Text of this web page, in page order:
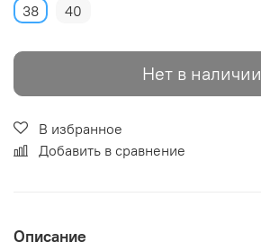
38 40
Нет в наличии
В избранное
Добавить в сравнение
Описание